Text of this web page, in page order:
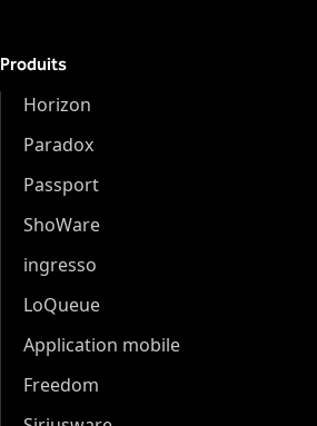
Produits
Horizon
Paradox
Passport
ShoWare
ingresso
LoQueue
Application mobile
Freedom